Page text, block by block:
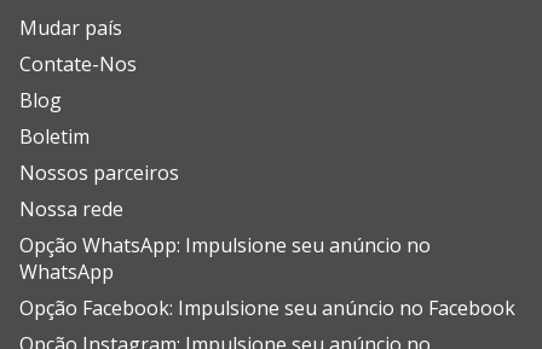
Mudar país
Contate-Nos
Blog
Boletim
Nossos parceiros
Nossa rede
Opção WhatsApp: Impulsione seu anúncio no
WhatsApp
Opção Facebook: Impulsione seu anúncio no Facebook